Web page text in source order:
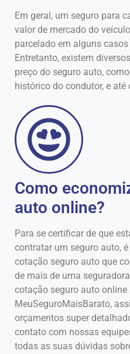
Em geral, um seguro para
valor de mercado do
parcelado em alguns
Entretanto, existem
preço do seguro auto,
histórico do condutor, e
Como
auto online?
Para se certificar de que
contratar um seguro auto,
cotação seguro auto que
de mais de uma
cotação seguro auto online
MeuSeguroMaisBarato,
orçamentos super
contato com nossas
todas as suas dúvidas